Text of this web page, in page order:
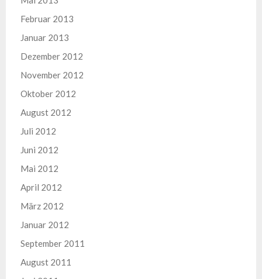
Februar 2013
Januar 2013
Dezember 2012
November 2012
Oktober 2012
August 2012
Juli 2012
Juni 2012
Mai 2012
April 2012
März 2012
Januar 2012
September 2011
August 2011